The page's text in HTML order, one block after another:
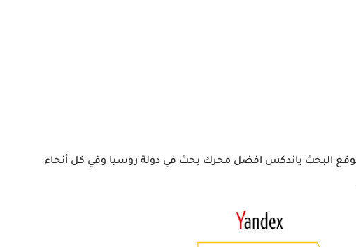
البحث ياندكس افضل محرك بحث في دولة روسيا وفي كل أنحاء